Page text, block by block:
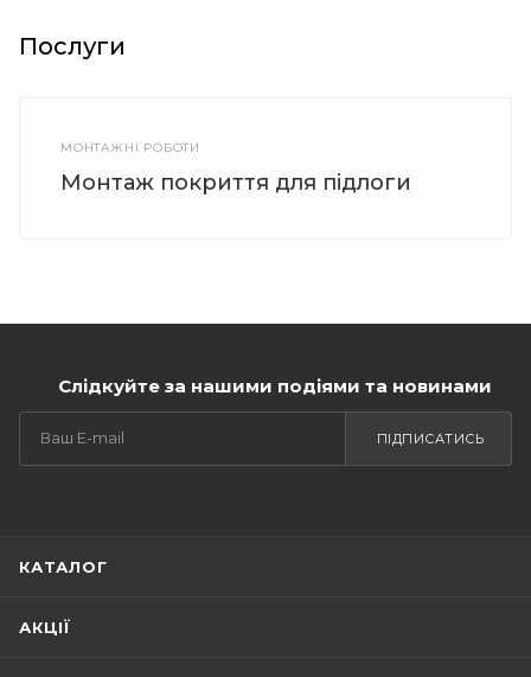
Послуги
МОНТАЖНІ РОБОТИ
Монтаж покриття для підлоги
Слідкуйте за нашими подіями та новинами
ПІДПИСАТИСЬ
КАТАЛОГ
АКЦІЇ